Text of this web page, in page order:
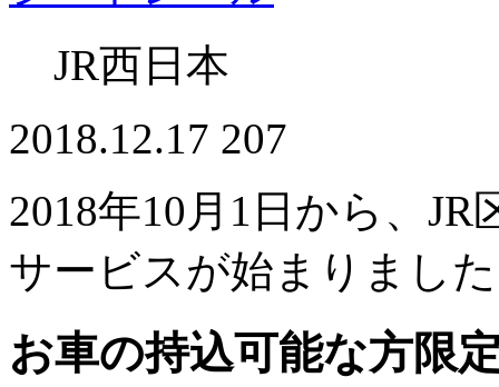
JR西日本
2018.12.17 207
2018年10月1日から、
サービスが始まりまし
お車の持込可能な方限